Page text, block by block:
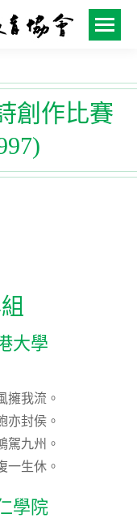
創作比賽
大學
擁我流。
亦封侯。
駕九州。
一生休。
學院